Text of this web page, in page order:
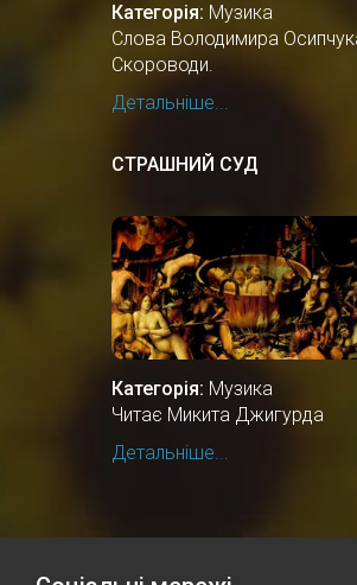
Категорія: Музика
Слова Володимира
Скороводи.
Детальніше...
СТРАШНИЙ СУД
Категорія: Музика
Читає Микита Джигурда
Детальніше...